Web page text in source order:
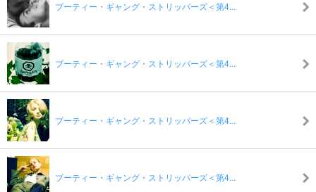
ブーティー・ギャング・ストリッパーズ＜第4...
ブーティー・ギャング・ストリッパーズ＜第4...
ブーティー・ギャング・ストリッパーズ＜第4...
ブーティー・ギャング・ストリッパーズ＜第4...